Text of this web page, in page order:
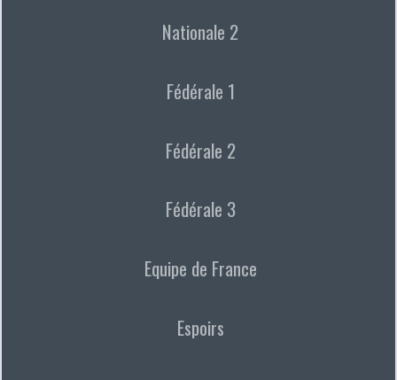
Nationale 2
Fédérale 1
Fédérale 2
Fédérale 3
Equipe de France
Espoirs